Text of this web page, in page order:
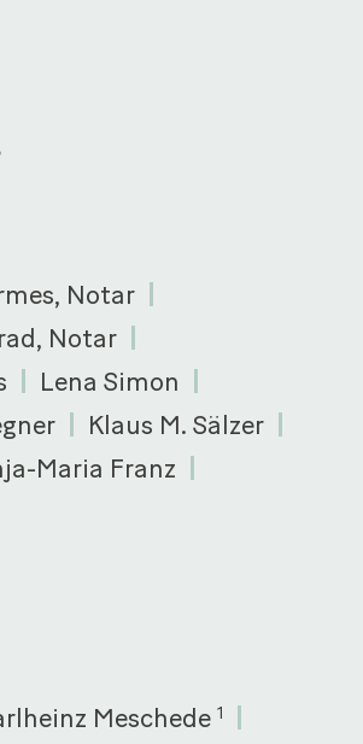
Notar
Notar
Lena Simon
Klaus M. Sälzer
Maria Franz
Meschede 1